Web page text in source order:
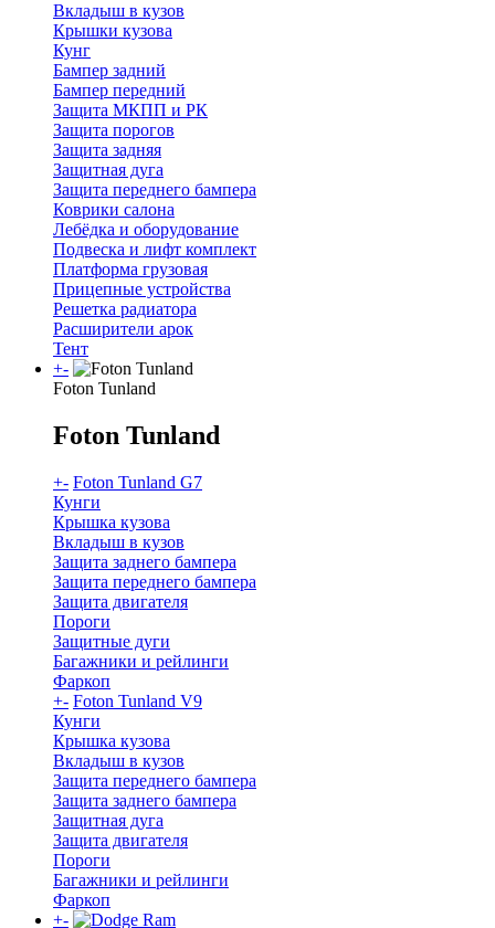
Вкладыш в кузов
Крышки кузова
Кунг
Бампер задний
Бампер передний
Защита МКПП и РК
Защита порогов
Защита задняя
Защитная дуга
Защита переднего бампера
Коврики салона
Лебёдка и оборудование
Подвеска и лифт комплект
Платформа грузовая
Прицепные устройства
Решетка радиатора
Расширители арок
Тент
+-
Foton Tunland
Foton Tunland
+- Foton Tunland G7
Кунги
Крышка кузова
Вкладыш в кузов
Защита заднего бампера
Защита переднего бампера
Защита двигателя
Пороги
Защитные дуги
Багажники и рейлинги
Фаркоп
+- Foton Tunland V9
Кунги
Крышка кузова
Вкладыш в кузов
Защита переднего бампера
Защита заднего бампера
Защитная дуга
Защита двигателя
Пороги
Багажники и рейлинги
Фаркоп
+-